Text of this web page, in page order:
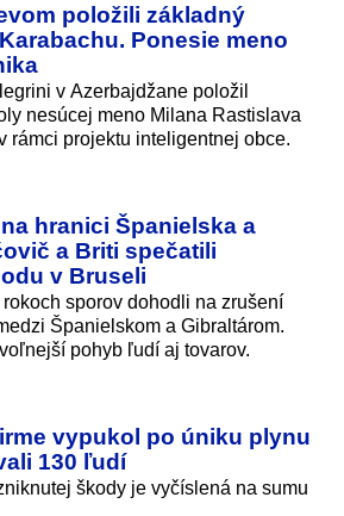
položili základný
Ponesie meno
v Azerbajdžane položil
nesúcej meno Milana Rastislava
rámci projektu inteligentnej obce.
hranici Španielska a
a Briti spečatili
v Bruseli
sporov dohodli na zrušení
Španielskom a Gibraltárom.
pohyb ľudí aj tovarov.
vypukol po úniku plynu
130 ľudí
škody je vyčíslená na sumu